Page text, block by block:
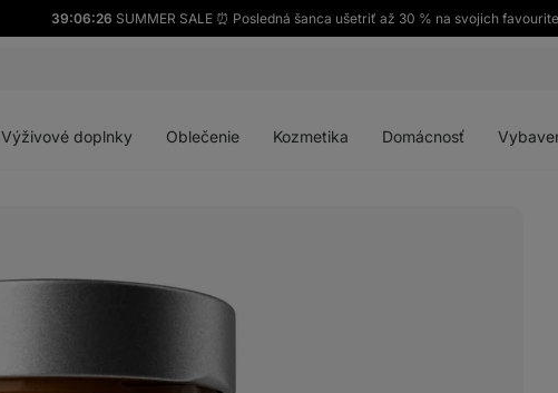
39:06:25 SUMMER SALE ⏰ Posledná šanca ušetriť až 30 % na svojich
Výživové doplnky Oblečenie Kozmetika Domácnosť